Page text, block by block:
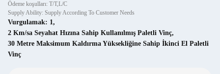
Ödeme koşulları: T/T,L/C
Supply Ability: Supply According To Customer Needs
Vurgulamak: 1,
2 Km/sa Seyahat Hızına Sahip Kullanılmış Paletli Vinç,
30 Metre Maksimum Kaldırma Yüksekliğine Sahip İkinci El Paletli
Vinç